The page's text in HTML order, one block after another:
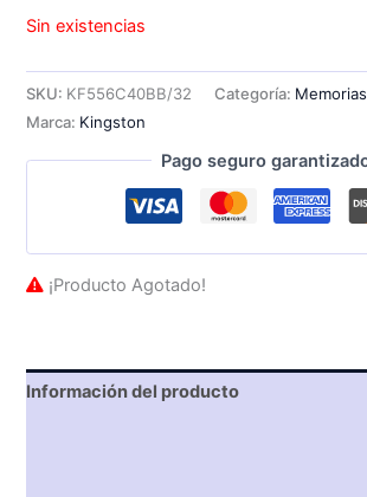
Sin existencias
SKU: KF556C40BB/32 Categoría:
Marca: Kingston
Pago seguro
¡Producto Agotado!
Información del producto